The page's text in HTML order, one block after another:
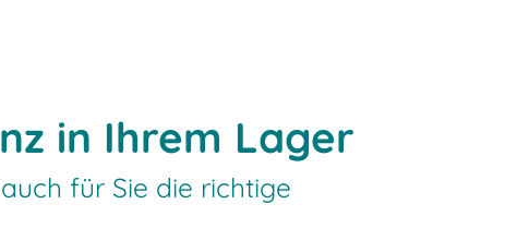
in Ihrem Lager
für Sie die richtige